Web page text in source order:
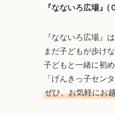
『なないろ広場』(
『なないろ広場』
まだ子どもが歩け
子どもと一緒に初
「げんきっ子セン
ぜひ、お気軽にお